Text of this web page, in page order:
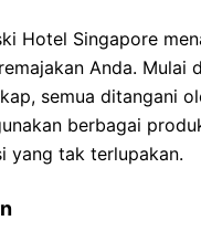
Hotel Singapore
Anda.
semua ditangani
berbagai
yang tak terlupakan.